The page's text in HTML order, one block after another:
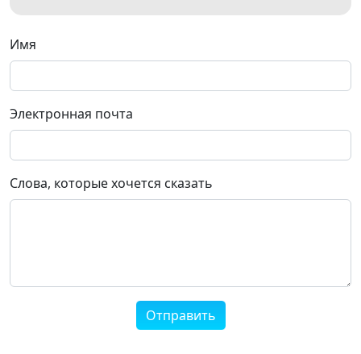
Имя
Электронная почта
Слова, которые хочется сказать
Отправить